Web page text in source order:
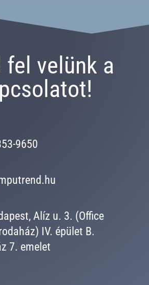
fel velünk a
9650
Alíz u. 3. (Office
IV. épület B.
7. emelet